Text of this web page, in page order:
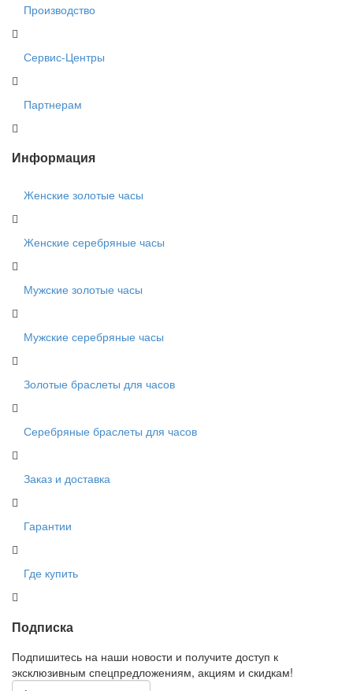
Производство
Сервис-Центры
Партнерам
Информация
Женские золотые часы
Женские серебряные часы
Мужские золотые часы
Мужские серебряные часы
Золотые браслеты для часов
Серебряные браслеты для часов
Заказ и доставка
Гарантии
Где купить
Подписка
Подпишитесь на наши новости и получите доступ к
эксклюзивным спецпредложениям, акциям и скидкам!